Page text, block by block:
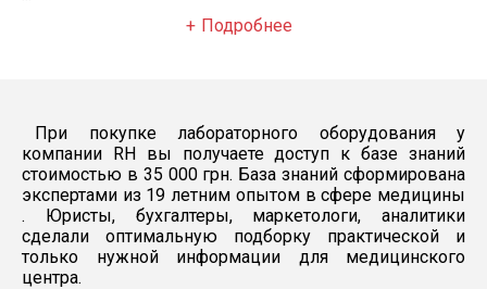
объем:
(Необходимый
объем для
измерения)
От 180 до 400 мкл
Объем образца
(сыворотки):
От 1,8 до 100 мкл
45 кювет из
Подробнее
При покупке лабораторного оборудования у
компании RH вы получаете доступ к базе знаний
стоимостью в 35 000 грн. База знаний сформирована
экспертами из 19 летним опытом в сфере медицины
. Юристы, бухгалтеры, маркетологи, аналитики
сделали оптимальную подборку практической и
только нужной информации для медицинского
центра.